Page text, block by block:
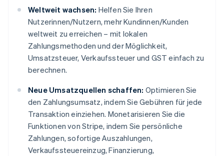
Weltweit wachsen: Helfen Sie Ihren
Nutzerinnen/Nutzern, mehr Kundinnen/Kunden
weltweit zu erreichen – mit lokalen
Zahlungsmethoden und der Möglichkeit,
Umsatzsteuer, Verkaufssteuer und GST einfach zu
berechnen.
Neue Umsatzquellen schaffen: Optimieren Sie
den Zahlungsumsatz, indem Sie Gebühren für jede
Transaktion einziehen. Monetarisieren Sie die
Funktionen von Stripe, indem Sie persönliche
Zahlungen, sofortige Auszahlungen,
Verkaufssteuereinzug, Finanzierung,